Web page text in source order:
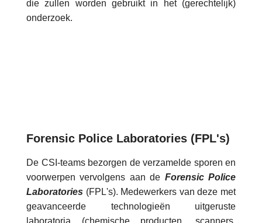
die zullen worden gebruikt in het (gerechtelijk)
onderzoek.
Forensic Police Laboratories (FPL's)
De CSI-teams bezorgen de verzamelde sporen en
voorwerpen vervolgens aan de Forensic Police
Laboratories (FPL's). Medewerkers van deze met
geavanceerde technologieën uitgeruste
laboratoria (chemische producten, scanners,